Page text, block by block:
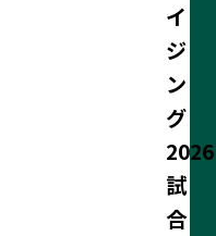
イ
ジ
ン
グ
試
合